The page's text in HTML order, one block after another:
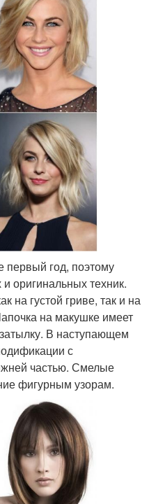
первый год, поэтому
оригинальных техник.
на густой гриве, так и на
на макушке имеет
В наступающем
с
частью. Смелые
фигурным узорам.